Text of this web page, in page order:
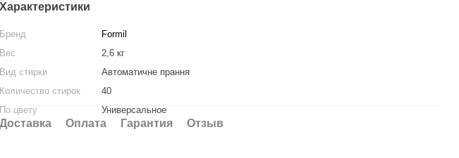
Характеристики
Бренд
Formil
Вес
2,6 кг
Вид стирки
Автоматичне прання
Количество стирок
40
По цвету
Универсальное
Доставка Оплата Гарантия Отзыв